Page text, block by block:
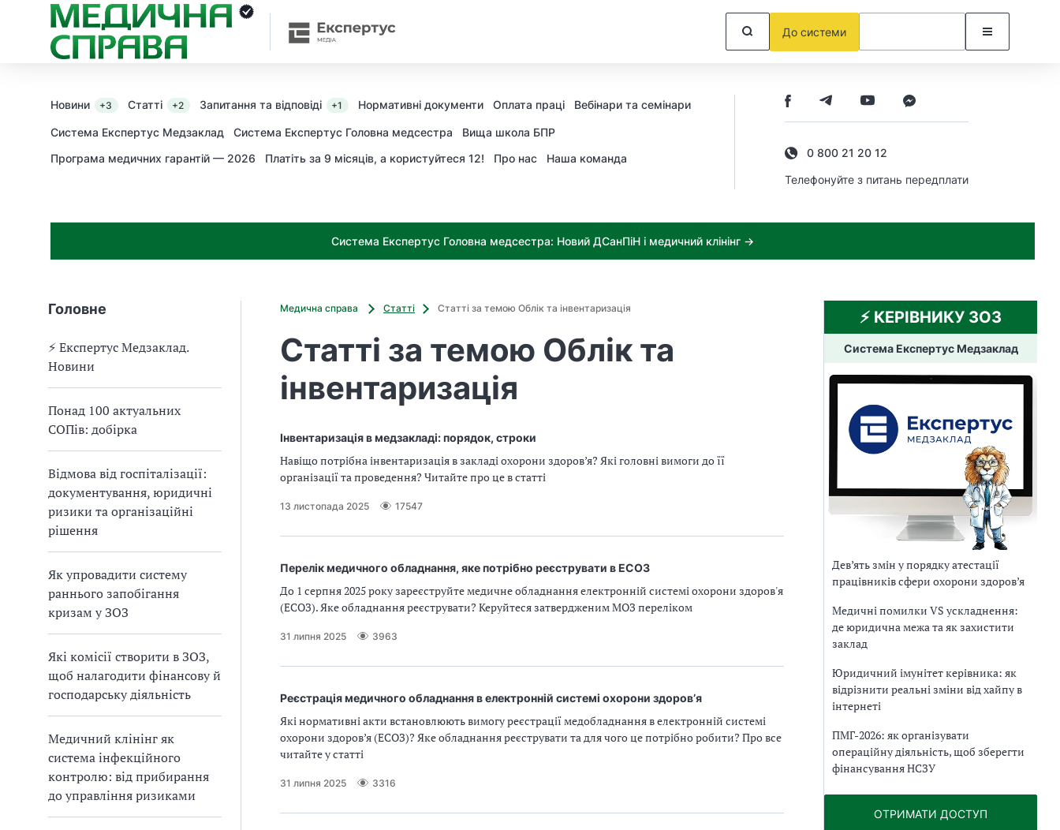
До системи
Новини +3 Статті +2 Запитання та відповіді +1 Нормативні документи Оплата праці Вебінари та семінари
Система Експертус Медзаклад Система Експертус Головна медсестра
Вища школа БПР
Програма медичних гарантій — 2026
Платіть за 9 місяців, а користуйтеся 12! Про нас Наша команда
0 800 21 20 12
Телефонуйте з питань передплати
Система Експертус Головна медсестра: Новий ДСанПіН і медичний клінінг →
Головне
⚡️ Експертус Медзаклад.
Новини
Понад 100 актуальних
СОПів: добірка
Відмова від госпіталізації:
документування, юридичні
ризики та організаційні
рішення
Як упровадити систему
раннього запобігання
кризам у ЗОЗ
Які комісії створити в ЗОЗ,
щоб налагодити фінансову й
господарську діяльність
Медичний клінінг як
система інфекційного
контролю: від прибирання
до управління ризиками
Медична справа Статті Статті за темою Облік та інвентаризація
Статті за темою Облік та
інвентаризація
Інвентаризація в медзакладі: порядок, строки
Навіщо потрібна інвентаризація в закладі охорони здоров’я? Які головні вимоги до її
організації та проведення? Читайте про це в статті
13 листопада 2025 17547
Перелік медичного обладнання, яке потрібно реєструвати в ЕСОЗ
До 1 серпня 2025 року зареєструйте медичне обладнання електронній системі охорони здоров'я
(ЕСОЗ). Яке обладнання реєструвати? Керуйтеся затвердженим МОЗ переліком
31 липня 2025 3963
Реєстрація медичного обладнання в електронній системі охорони здоров’я
Які нормативні акти встановлюють вимогу реєстрації медобладнання в електронній системі
охорони здоров’я (ЕСОЗ)? Яке обладнання реєструвати та для чого це потрібно робити? Про все
читайте у статті
31 липня 2025 3316
⚡️ КЕРІВНИКУ ЗОЗ
Система Експертус Медзаклад
Дев’ять змін у порядку атестації
працівників сфери охорони здоров’я
Медичні помилки VS ускладнення:
де юридична межа та як захистити
заклад
Юридичний імунітет керівника: як
відрізнити реальні зміни від хайпу в
інтернеті
ПМГ-2026: як організувати
операційну діяльність, щоб зберегти
фінансування НСЗУ
ОТРИМАТИ ДОСТУП